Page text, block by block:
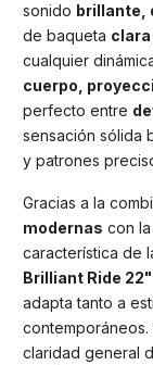
sonido brillante,
de baqueta
cualquier
cuerpo,
perfecto entre
sensación sólida
y patrones
Gracias a la
modernas con la
característica de
Brilliant Ride 22"
adapta tanto a
contemporáneos.
claridad general